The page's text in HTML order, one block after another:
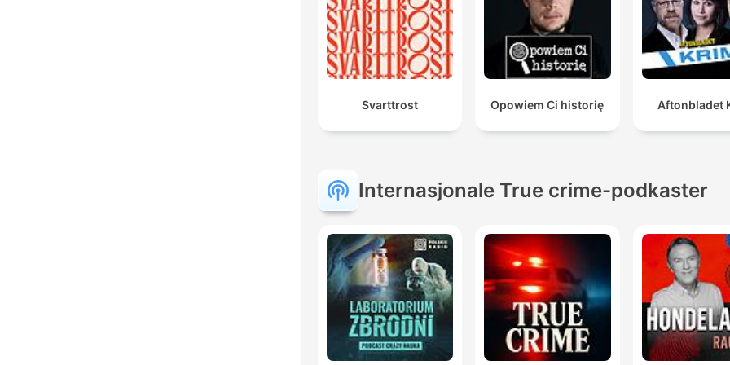
Svarttrost Opowiem Ci historię Aftonbladet
Internasjonale True crime-podkaster